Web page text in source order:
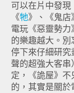
可以在片中發現
《牠》、《鬼店
電玩《惡靈勢
的樂趣越大。
停下來仔細研究
聲的超強大客
定，《詭屋》
的，其實是關於